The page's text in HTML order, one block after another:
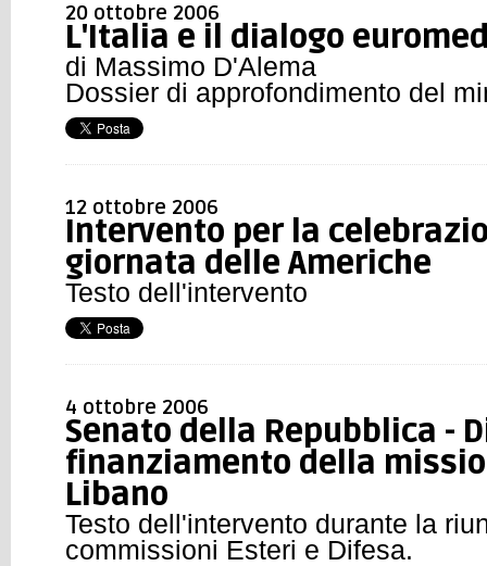
20 ottobre 2006
L'Italia e il dialogo
di Massimo D'Alema
Dossier di approfondimento del
12 ottobre 2006
Intervento per la
giornata delle Americhe
Testo dell'intervento
4 ottobre 2006
Senato della Repubblica -
finanziamento della
Libano
Testo dell'intervento durante la
commissioni Esteri e Difesa.